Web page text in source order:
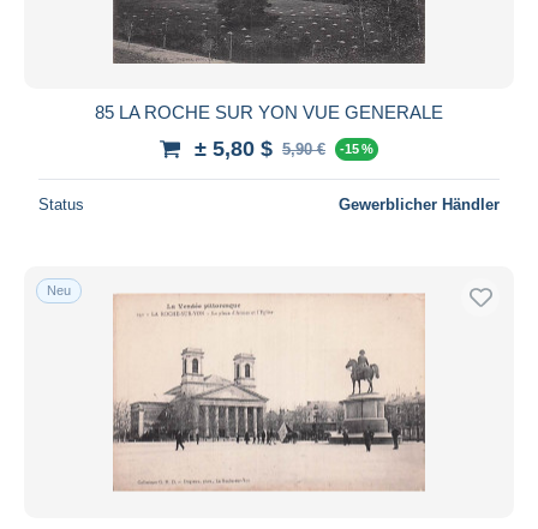
85 LA ROCHE SUR YON VUE GENERALE
± 5,80 $ 5,90 € -15 %
Status Gewerblicher Händler
Neu